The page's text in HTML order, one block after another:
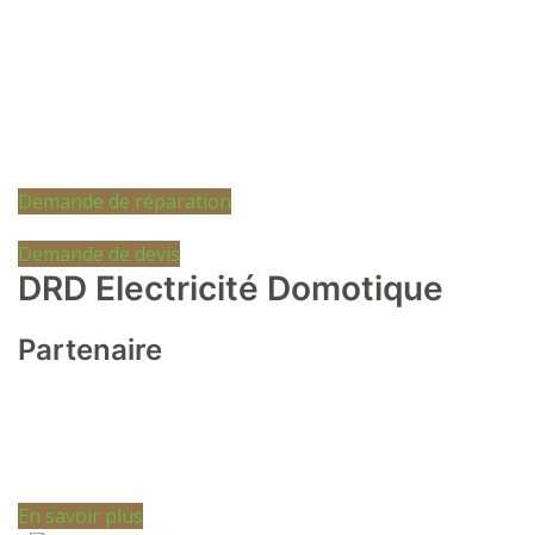
Demande de réparation
Demande de devis
DRD Electricité Domotique
Partenaire
En savoir plus